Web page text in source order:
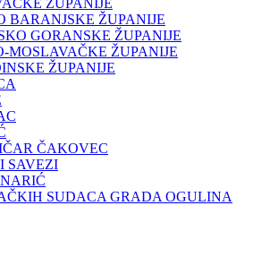
ŽUPANIJE
BARANJSKE ŽUPANIJE
GORANSKE ŽUPANIJE
MOSLAVAČKE ŽUPANIJE
ŽUPANIJE
ČAKOVEC
SAVEZI
SUDACA GRADA OGULINA